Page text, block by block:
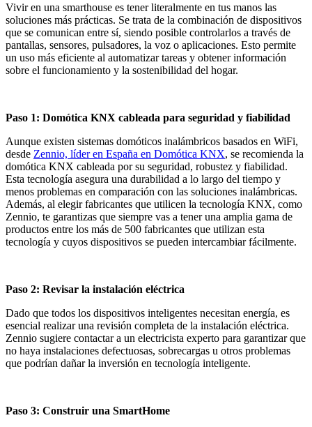
Vivir en una smarthouse es tener literalmente en tus manos las
soluciones más prácticas. Se trata de la combinación de dispositivos
que se comunican entre sí, siendo posible controlarlos a través de
pantallas, sensores, pulsadores, la voz o aplicaciones. Esto permite
un uso más eficiente al automatizar tareas y obtener información
sobre el funcionamiento y la sostenibilidad del hogar.
Paso 1: Domótica KNX cableada para seguridad y fiabilidad
Aunque existen sistemas domóticos inalámbricos basados en WiFi,
desde Zennio, líder en España en Domótica KNX, se recomienda la
domótica KNX cableada por su seguridad, robustez y fiabilidad.
Esta tecnología asegura una durabilidad a lo largo del tiempo y
menos problemas en comparación con las soluciones inalámbricas.
Además, al elegir fabricantes que utilicen la tecnología KNX, como
Zennio, te garantizas que siempre vas a tener una amplia gama de
productos entre los más de 500 fabricantes que utilizan esta
tecnología y cuyos dispositivos se pueden intercambiar fácilmente.
Paso 2: Revisar la instalación eléctrica
Dado que todos los dispositivos inteligentes necesitan energía, es
esencial realizar una revisión completa de la instalación eléctrica.
Zennio sugiere contactar a un electricista experto para garantizar que
no haya instalaciones defectuosas, sobrecargas u otros problemas
que podrían dañar la inversión en tecnología inteligente.
Paso 3: Construir una SmartHome